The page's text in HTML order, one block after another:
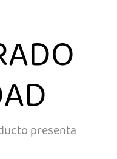
presenta